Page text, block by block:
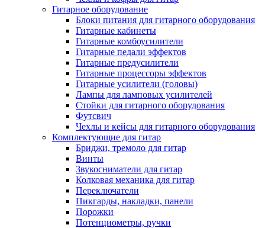
Гитарное оборудование
Блоки питания для гитарного оборудования
Гитарные кабинеты
Гитарные комбоусилители
Гитарные педали эффектов
Гитарные предусилители
Гитарные процессоры эффектов
Гитарные усилители (головы)
Лампы для ламповых усилителей
Стойки для гитарного оборудования
Футсвич
Чехлы и кейсы для гитарного оборудования
Комплектующие для гитар
Бриджи, тремоло для гитар
Винты
Звукосниматели для гитар
Колковая механика для гитар
Переключатели
Пикгарды, накладки, панели
Порожки
Потенциометры, ручки